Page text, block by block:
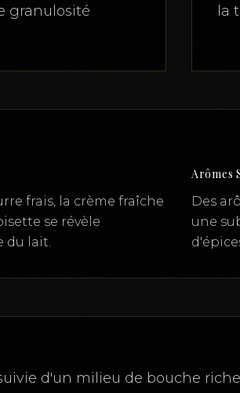
granulosité
la
frais, la crème fraîche
se révèle
du lait.
Arômes
Des
une
d'un milieu de bouche